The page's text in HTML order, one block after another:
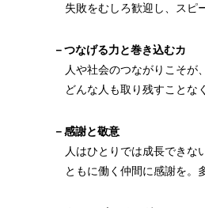
失敗をむしろ歓迎し、スピ
－つなげる力と巻き込むカ
人や社会のつながりこそが
どんな人も取り残すことな
－感謝と敬意
人はひとりでは成長できな
ともに働く仲間に感謝を。